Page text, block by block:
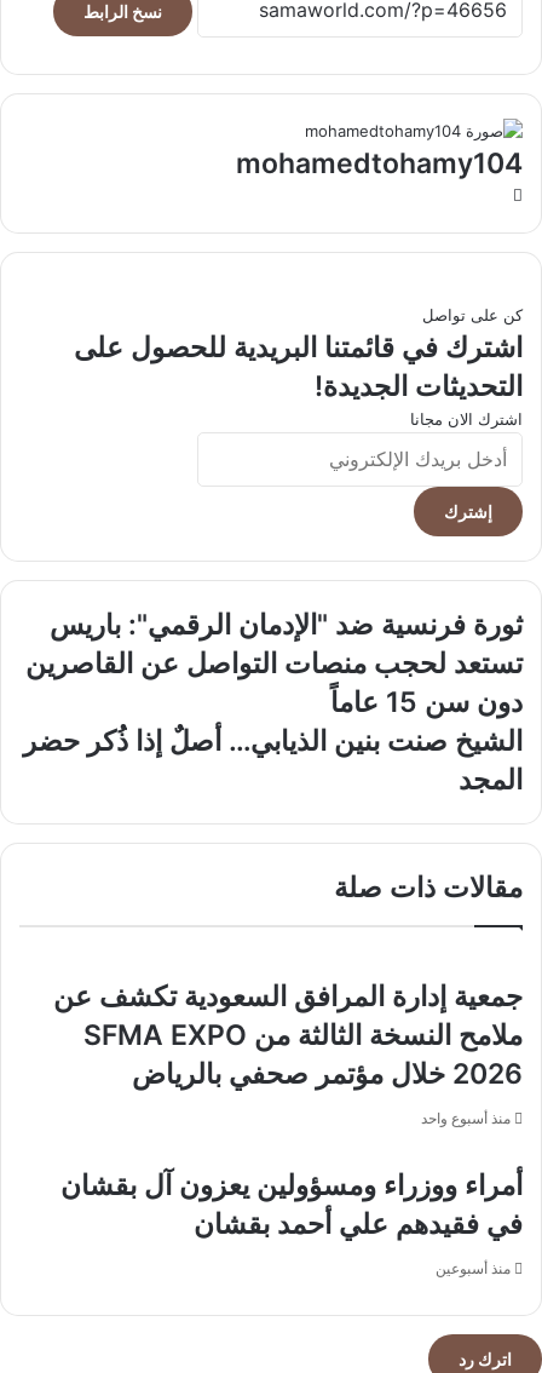
نسخ الرابط
mohamedtohamy104
كن على تواصل
اشترك في قائمتنا البريدية للحصول على
التحديثات الجديدة!
اشترك الان مجانا
أدخل
بريدك
الإلكتروني
ثورة
فرنسية
ضد
الرقمي":
باريس
تستعد
لحجب
منصات
التواصل
القاصرين
دون
عاماً
ثورة فرنسية ضد "الإدمان الرقمي": باريس
تستعد لحجب منصات التواصل عن القاصرين
دون سن 15 عاماً
الشيخ
صنت
بنين
ذُكر
المجد
الشيخ صنت بنين الذيابي… أصلٌ إذا ذُكر حضر
المجد
مقالات ذات صلة
جمعية إدارة المرافق السعودية تكشف عن
ملامح النسخة الثالثة من SFMA EXPO
2026 خلال مؤتمر صحفي بالرياض
منذ أسبوع واحد
أمراء ووزراء ومسؤولين يعزون آل بقشان
في فقيدهم علي أحمد بقشان
منذ أسبوعين
اترك رد